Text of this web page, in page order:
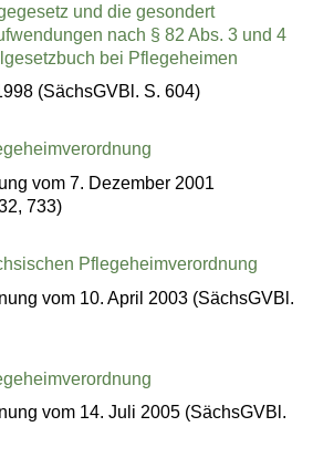
und die gesondert
nach § 82 Abs. 3 und 4
bei Pflegeheimen
(SächsGVBl. S. 604)
vom 7. Dezember 2001
733)
Pflegeheimverordnung
vom 10. April 2003 (SächsGVBl.
vom 14. Juli 2005 (SächsGVBl.